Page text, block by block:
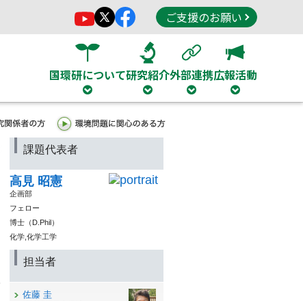
ご支援のお願い
国環研について研究紹介外部連携広報活動
課題代表者
高見 昭憲
企画部
フェロー
博士（D.Phil）
化学,化学工学
担当者
佐藤 圭